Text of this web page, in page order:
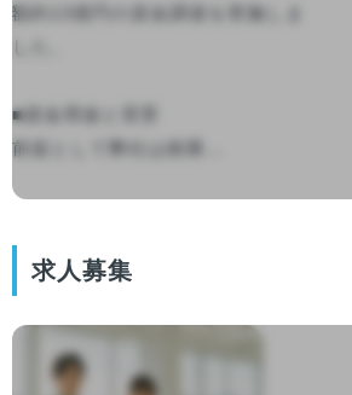
額約13億円の資金調達を実施しま
した。
■資金用途と背景
前提として弊社は創業...
求人募集